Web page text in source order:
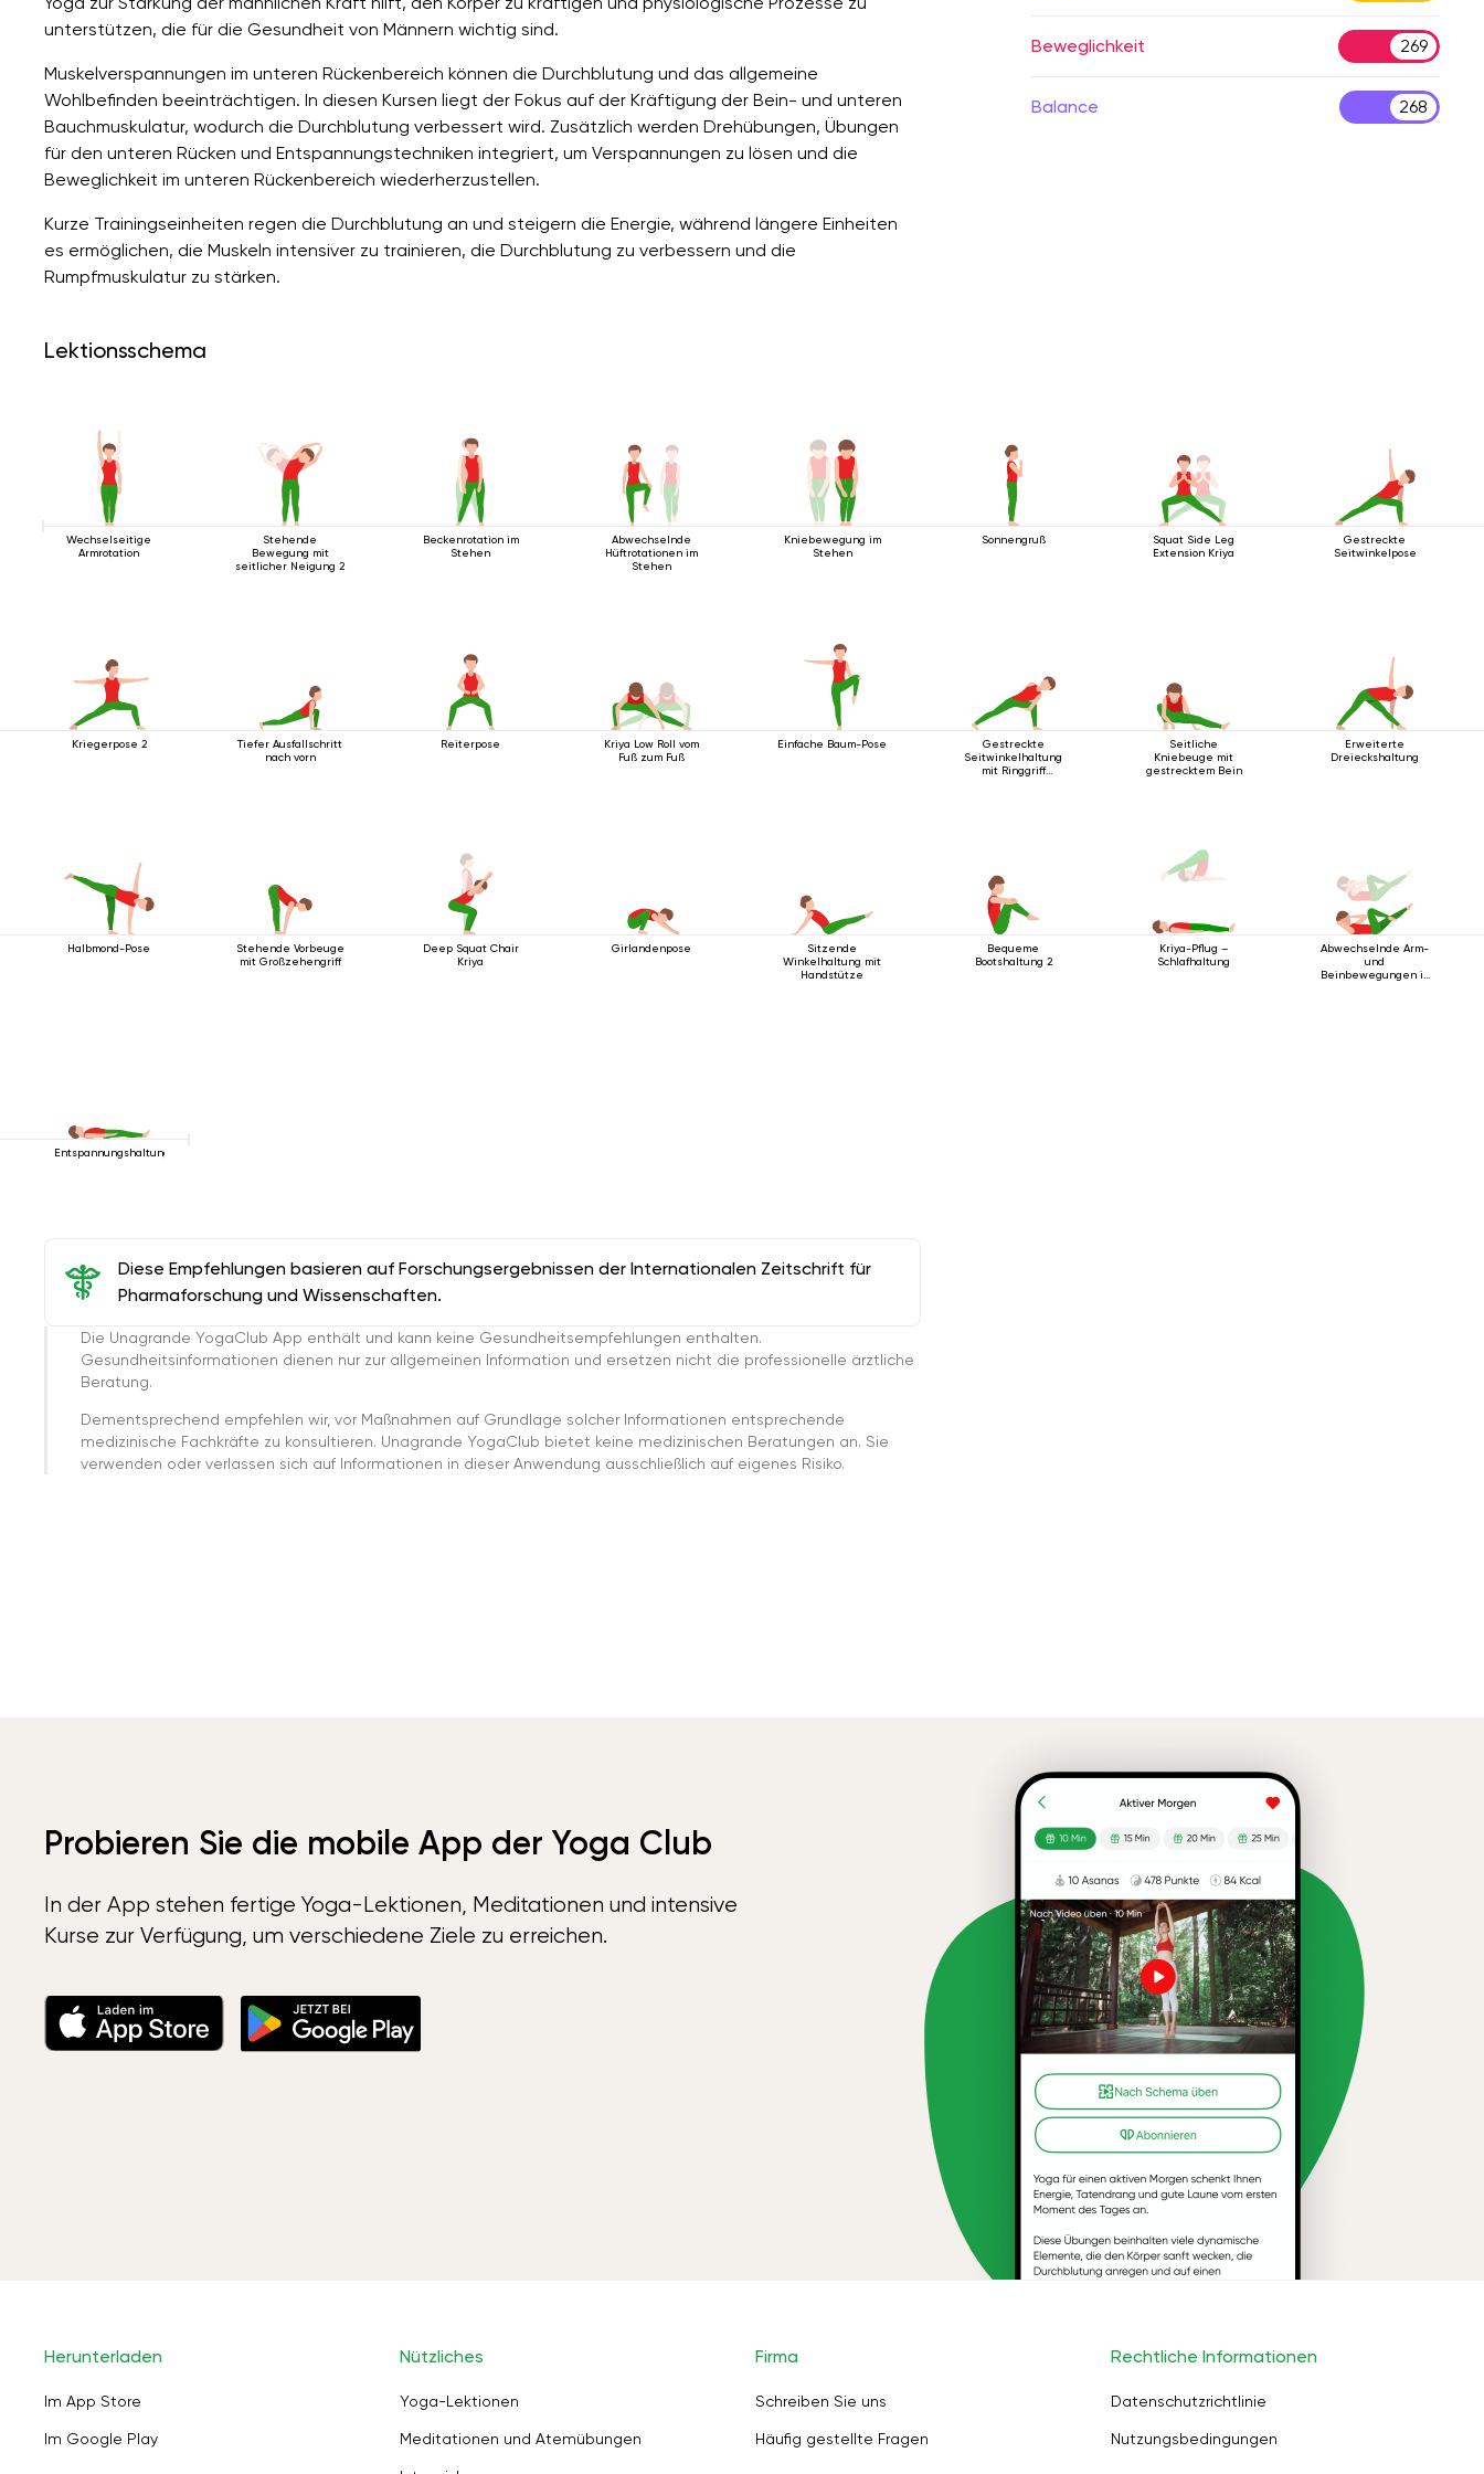
unterstützen, die für die Gesundheit von Männern wichtig sind.
Muskelverspannungen im unteren Rückenbereich können die Durchblutung und das allgemeine
Wohlbefinden beeinträchtigen. In diesen Kursen liegt der Fokus auf der Kräftigung der Bein- und unteren
Bauchmuskulatur, wodurch die Durchblutung verbessert wird. Zusätzlich werden Drehübungen, Übungen
für den unteren Rücken und Entspannungstechniken integriert, um Verspannungen zu lösen und die
Beweglichkeit im unteren Rückenbereich wiederherzustellen.
Kurze Trainingseinheiten regen die Durchblutung an und steigern die Energie, während längere Einheiten
es ermöglichen, die Muskeln intensiver zu trainieren, die Durchblutung zu verbessern und die
Rumpfmuskulatur zu stärken.
Beweglichkeit 269
Balance 268
Lektionsschema
Wechselseitige
Armrotation
Stehende
Bewegung mit
seitlicher Neigung 2
Beckenrotation im
Stehen
Abwechselnde
Hüftrotationen im
Stehen
Kniebewegung im
Stehen
Sonnengruß
Squat Side Leg
Extension Kriya
Gestreckte
Seitwinkelpose
Kriegerpose 2
Tiefer Ausfallschritt
nach vorn
Reiterpose
Kriya Low Roll vom
Fuß zum Fuß
Einfache Baum-Pose
Gestreckte
Seitwinkelhaltung
mit Ringgriff
Seitliche
Kniebeuge mit
gestrecktem Bein
Erweiterte
Dreieckshaltung
Halbmond-Pose
Stehende Vorbeuge
mit Großzehengriff
Deep Squat Chair
Kriya
Girlandenpose
Sitzende
Winkelhaltung mit
Handstütze
Bequeme
Bootshaltung 2
Kriya-Pflug –
Schlafhaltung
Abwechselnde Arm-
und
Beinbewegungen in
Entspannungshaltung
Diese Empfehlungen basieren auf Forschungsergebnissen der Internationalen Zeitschrift für
Pharmaforschung und Wissenschaften.
Die Unagrande YogaClub App enthält und kann keine Gesundheitsempfehlungen enthalten.
Gesundheitsinformationen dienen nur zur allgemeinen Information und ersetzen nicht die professionelle ärztliche
Beratung.
Dementsprechend empfehlen wir, vor Maßnahmen auf Grundlage solcher Informationen entsprechende
medizinische Fachkräfte zu konsultieren. Unagrande YogaClub bietet keine medizinischen Beratungen an. Sie
verwenden oder verlassen sich auf Informationen in dieser Anwendung ausschließlich auf eigenes Risiko.
Probieren Sie die mobile App der Yoga Club
In der App stehen fertige Yoga-Lektionen, Meditationen und intensive
Kurse zur Verfügung, um verschiedene Ziele zu erreichen.
Herunterladen
Im App Store
Im Google Play
Nützliches
Yoga-Lektionen
Meditationen und Atemübungen
Firma
Schreiben Sie uns
Häufig gestellte Fragen
Rechtliche Informationen
Datenschutzrichtlinie
Nutzungsbedingungen